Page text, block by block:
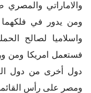
والاماراتي والمصري
ومن يدور في
واسلاميا لصالح
فستعمل امريكا ومن
دول أخرى من دول
ومصر على رأس